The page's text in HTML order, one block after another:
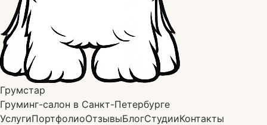
Грумстар
Груминг-салон в Санкт-Петербурге
УслугиПортфолиоОтзывыБлогСтудииКонтакты